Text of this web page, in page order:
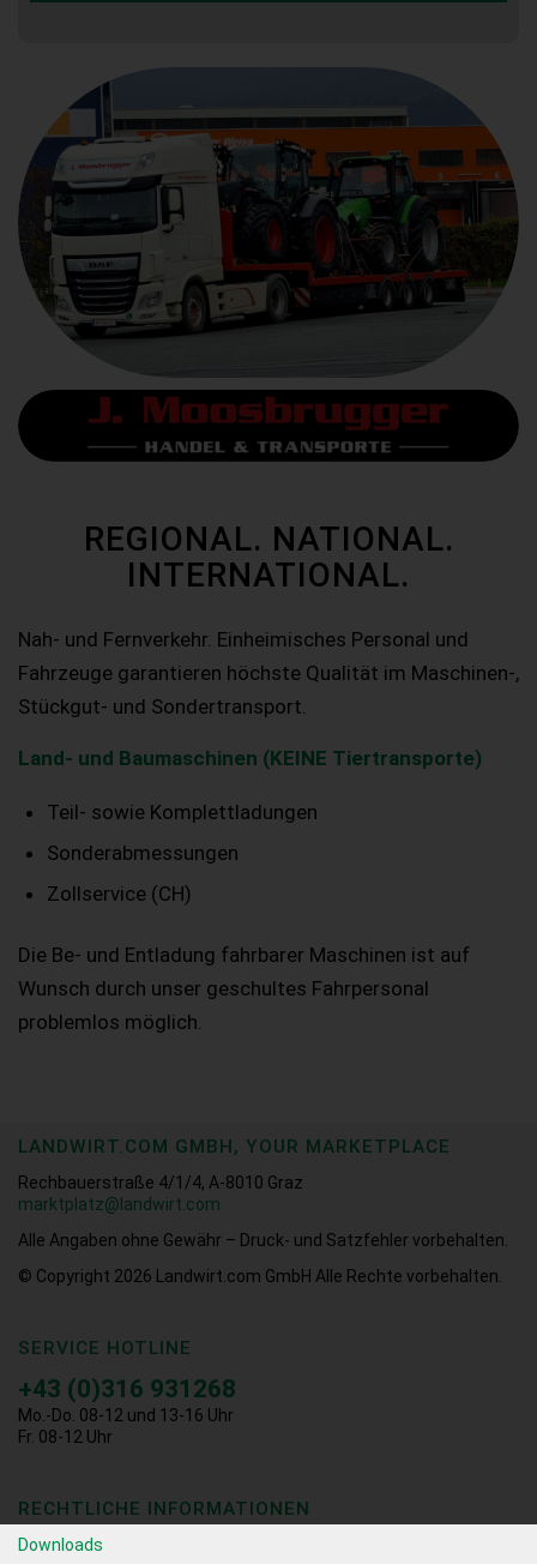
REGIONAL. NATIONAL.
INTERNATIONAL.
Nah- und Fernverkehr. Einheimisches Personal und
Fahrzeuge garantieren höchste Qualität im Maschinen-,
Stückgut- und Sondertransport.
Land- und Baumaschinen (KEINE Tiertransporte)
Teil- sowie Komplettladungen
Sonderabmessungen
Zollservice (CH)
Die Be- und Entladung fahrbarer Maschinen ist auf
Wunsch durch unser geschultes Fahrpersonal
problemlos möglich.
LANDWIRT.COM GMBH, YOUR MARKETPLACE
Rechbauerstraße 4/1/4, A-8010 Graz
marktplatz@landwirt.com
Alle Angaben ohne Gewähr – Druck- und Satzfehler vorbehalten.
© Copyright 2026
Landwirt.com GmbH Alle Rechte vorbehalten.
SERVICE HOTLINE
+43 (0)316 931268
Mo.-Do. 08-12 und 13-16 Uhr
Fr. 08-12 Uhr
RECHTLICHE INFORMATIONEN
Downloads